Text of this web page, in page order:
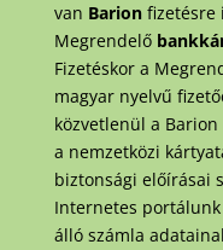
van Barionfizetésre
Megrendelő
Fizetéskor a
magyar nyelvű
közvetlenül a
a nemzetközi
biztonsági előírásai
Internetes
álló számla